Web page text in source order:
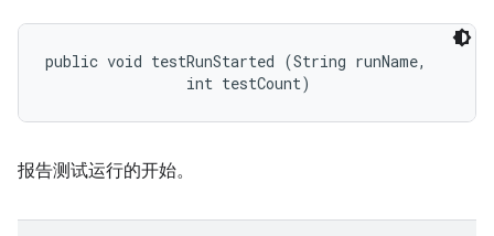
public void testRunStarted (String runName,
                int testCount)
报告测试运行的开始。